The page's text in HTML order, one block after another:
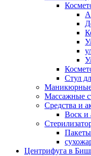
Стул
Массажные
Средства и
Воск и
Пакеты
Центрифуга в